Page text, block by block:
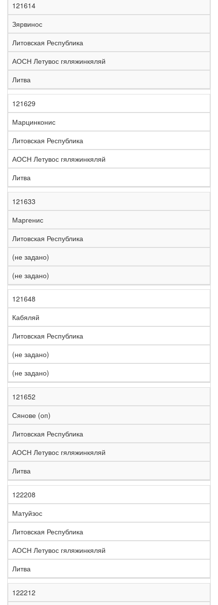
К
о
д
Н
а
з
в
а
н
и
е
т
а
н
а
е
е
з
н
а
я
о
о
г
а
е
и
н
121614
Зярвинос
Литовская Республика
АОСН Летувос гяляжинкяляй
Литва
121629
Марцинконис
Литовская Республика
АОСН Летувос гяляжинкяляй
Литва
121633
Маргенис
Литовская Республика
(не задано)
(не задано)
121648
Кабяляй
Литовская Республика
(не задано)
(не задано)
121652
Сянове (оп)
Литовская Республика
АОСН Летувос гяляжинкяляй
Литва
122208
Матуйзос
Литовская Республика
АОСН Летувос гяляжинкяляй
Литва
122212